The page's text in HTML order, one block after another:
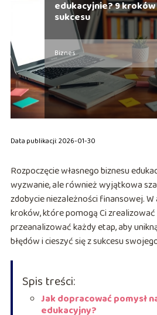
edukacyjnie? 9
sukcesu
Biznes
Data publikacji: 2026-01-30
Rozpoczęcie własnego biznesu
wyzwanie, ale również wyjątkowa
zdobycie niezależności finansowej.
kroków, które pomogą Ci
przeanalizować każdy etap, aby
błędów i cieszyć się z sukcesu
Spis treści:
Jak dopracować pomysł
edukacyjny?